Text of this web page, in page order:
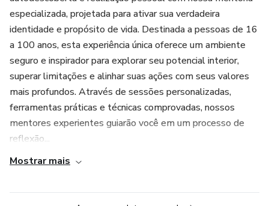
especializada, projetada para ativar sua verdadeira
identidade e propósito de vida. Destinada a pessoas de 16
a 100 anos, esta experiência única oferece um ambiente
seguro e inspirador para explorar seu potencial interior,
superar limitações e alinhar suas ações com seus valores
mais profundos. Através de sessões personalizadas,
ferramentas práticas e técnicas comprovadas, nossos
mentores experientes guiarão você em um processo de
reflexão...
Mostrar mais